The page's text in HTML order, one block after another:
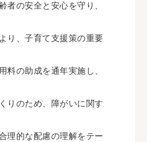
の安全と安心を守り、
り、子育て支援策の重要
の助成を通年実施し、
りのため、障がいに関す
理的な配慮の理解をテー